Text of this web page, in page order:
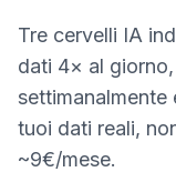
Monitoraggio
Intelligenza
AGISCI
Prezzi
Prenota
una
demo
Tre cervelli IA
dati 4× al
tuoi dati reali,
~9€/mese.